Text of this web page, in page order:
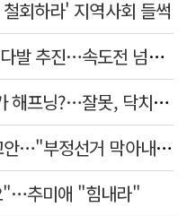
회하라' 지역사회 들썩
李대통령 "메가프로젝트 동시다발 추진…속도전 넘어 전격전"
박지원 "황희의 '버스하우스'가 해프닝?…잘못, 닥치고 사과해야"
올공서 장동혁 손 꽉 잡은 황교안…"부정선거 막아내기 함께 하자"
"…추미애 "힘내라"